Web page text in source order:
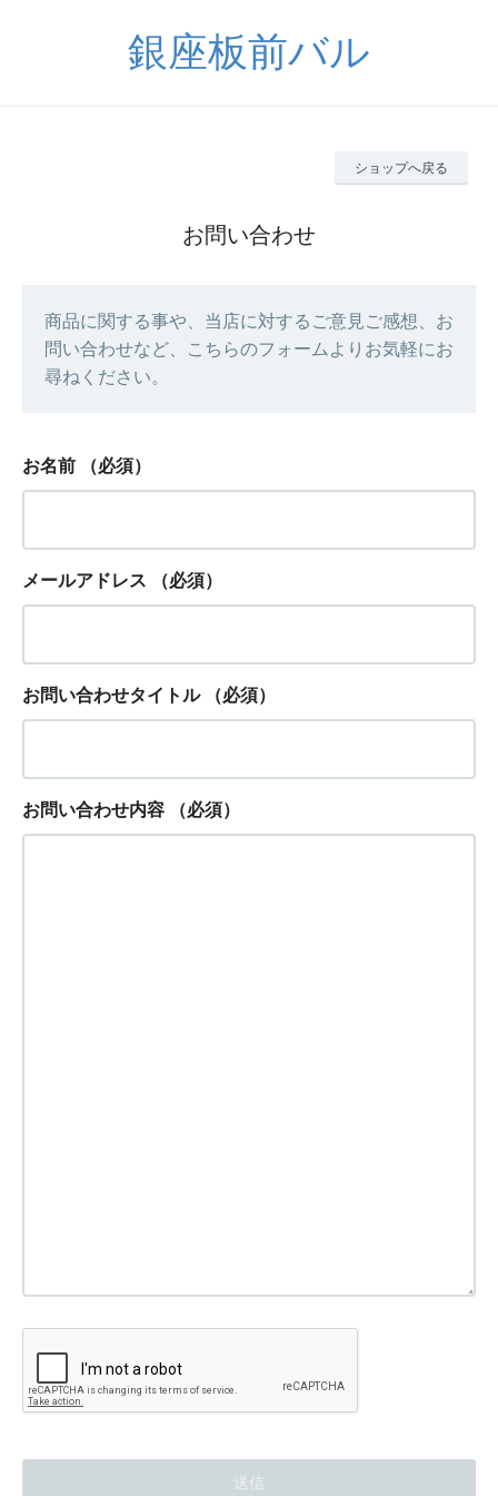
銀座板前バル
ショップへ戻る
お問い合わせ
商品に関する事や、当店に対するご意見ご感想、お
問い合わせなど、こちらのフォームよりお気軽にお
尋ねください。
お名前 （必須）
メールアドレス （必須）
お問い合わせタイトル （必須）
お問い合わせ内容 （必須）